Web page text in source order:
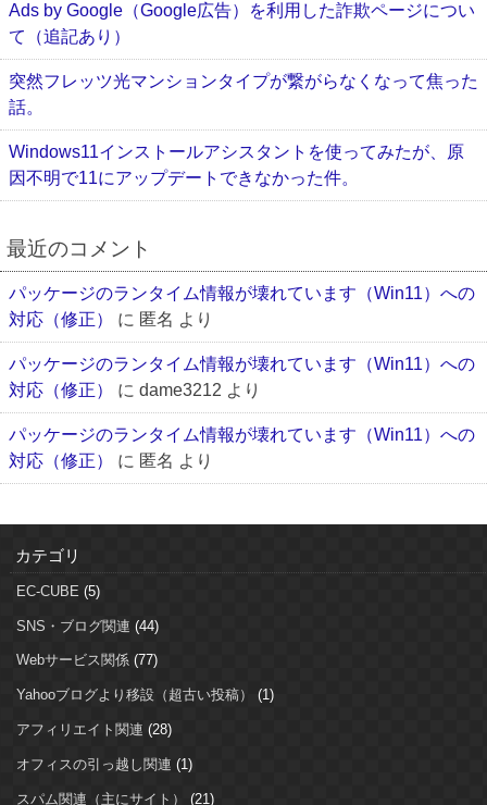
Ads by Google（Google広告）を利用した詐欺ページについ
て（追記あり）
突然フレッツ光マンションタイプが繋がらなくなって焦った
話。
Windows11インストールアシスタントを使ってみたが、原
因不明で11にアップデートできなかった件。
最近のコメント
パッケージのランタイム情報が壊れています（Win11）への
対応（修正）
に 匿名 より
パッケージのランタイム情報が壊れています（Win11）への
対応（修正）
に dame3212 より
パッケージのランタイム情報が壊れています（Win11）への
対応（修正）
に 匿名 より
カテゴリ
EC-CUBE (5)
SNS・ブログ関連 (44)
Webサービス関係 (77)
Yahooブログより移設（超古い投稿） (1)
アフィリエイト関連 (28)
オフィスの引っ越し関連 (1)
スパム関連（主にサイト） (21)